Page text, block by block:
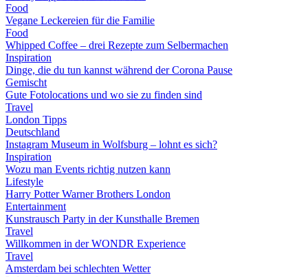
Food
Vegane Leckereien für die Familie
Food
Whipped Coffee – drei Rezepte zum Selbermachen
Inspiration
Dinge, die du tun kannst während der Corona Pause
Gemischt
Gute Fotolocations und wo sie zu finden sind
Travel
London Tipps
Deutschland
Instagram Museum in Wolfsburg – lohnt es sich?
Inspiration
Wozu man Events richtig nutzen kann
Lifestyle
Harry Potter Warner Brothers London
Entertainment
Kunstrausch Party in der Kunsthalle Bremen
Travel
Willkommen in der WONDR Experience
Travel
Amsterdam bei schlechten Wetter